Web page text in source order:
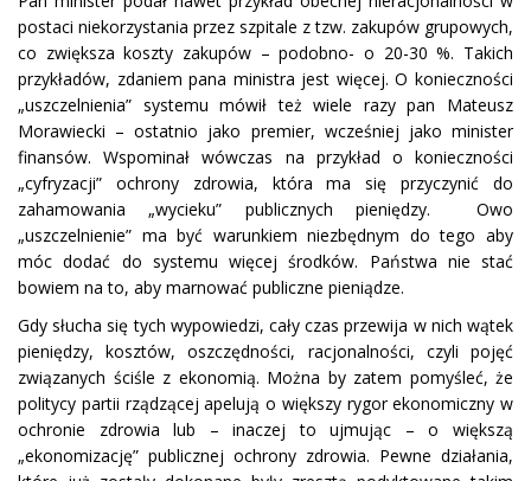
postaci niekorzystania przez szpitale z tzw. zakupów grupowych,
co zwiększa koszty zakupów – podobno- o 20-30 %. Takich
przykładów, zdaniem pana ministra jest więcej. O konieczności
„uszczelnienia” systemu mówił też wiele razy pan Mateusz
Morawiecki – ostatnio jako premier, wcześniej jako minister
finansów. Wspominał wówczas na przykład o konieczności
„cyfryzacji” ochrony zdrowia, która ma się przyczynić do
zahamowania „wycieku” publicznych pieniędzy. Owo
„uszczelnienie” ma być warunkiem niezbędnym do tego aby
móc dodać do systemu więcej środków. Państwa nie stać
bowiem na to, aby marnować publiczne pieniądze.
Gdy słucha się tych wypowiedzi, cały czas przewija w nich wątek
pieniędzy, kosztów, oszczędności, racjonalności, czyli pojęć
związanych ściśle z ekonomią. Można by zatem pomyśleć, że
politycy partii rządzącej apelują o większy rygor ekonomiczny w
ochronie zdrowia lub – inaczej to ujmując – o większą
„ekonomizację” publicznej ochrony zdrowia. Pewne działania,